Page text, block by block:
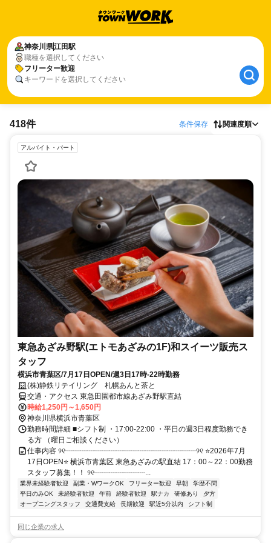
神奈川県江田駅
職種を選択してください
フリーター歓迎
キーワードを選択してください
418件 条件保存 関連度順
アルバイト・パート
東急あざみ野駅(エトモあざみの1F)和スイーツ販売ス
タッフ
横浜市青葉区/7月17日OPEN/週3日17時-22時勤務
(株)静鉄リテイリング 札幌あんと茶と
交通・アクセス 東急田園都市線あざみ野駅直結
時給1,250円～1,650円
神奈川県横浜市青葉区
勤務時間詳細 ■シフト制 ・17:00-22:00 ・平日の週3日程度勤務でき
る方 （曜日ご相談ください）
仕事内容 ୨୧┈┈┈┈┈┈┈┈┈┈┈┈┈┈┈┈┈┈୨୧ ⭐2026年7月
17日OPEN⭐ 横浜市青葉区 東急あざみの駅直結 17：00～22：00勤務
スタッフ募集！！ ୨୧┈┈┈┈┈┈┈...
業界未経験者歓迎 副業・WワークOK フリーター歓迎 早朝
学歴不問
平日のみOK
未経験者歓迎 午前 経験者歓迎 駅ナカ 研修あり
夕方
オープニングスタッフ
交通費支給 長期歓迎 駅近5分以内 シフト制
同じ企業の求人